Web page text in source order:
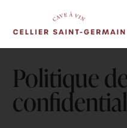
Politique